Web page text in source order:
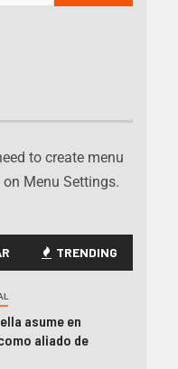
to create menu
Menu Settings.
TRENDING
asume en
aliado de